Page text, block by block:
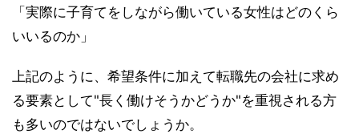
「実際に子育てをしながら働いている女性はどのくら
いいるのか」
上記のように、希望条件に加えて転職先の会社に求め
る要素として"長く働けそうかどうか"を重視される方
も多いのではないでしょうか。